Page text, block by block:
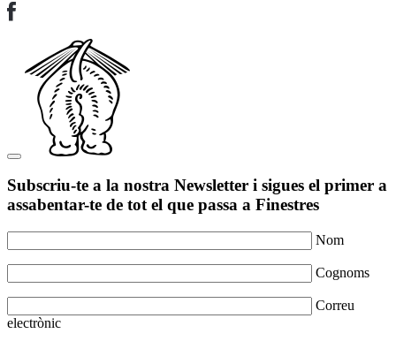
Subscriu-te a la nostra Newsletter i sigues el primer a
assabentar-te de tot el que passa a Finestres
Nom
Cognoms
Correu
electrònic